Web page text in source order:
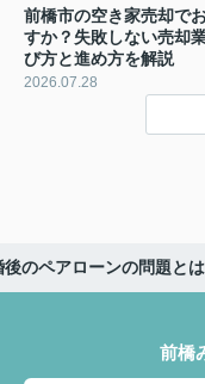
前橋市の空き家売却で
すか？失敗しない売却
び方と進め方を解説
2026.07.28
後のペアローンの問題と
前橋